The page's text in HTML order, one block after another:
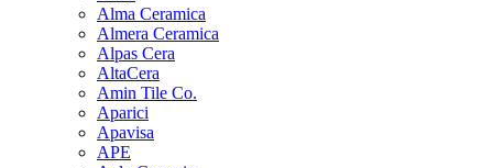
Alma Ceramica
Almera Ceramica
Alpas Cera
AltaCera
Amin Tile Co.
Aparici
Apavisa
APE